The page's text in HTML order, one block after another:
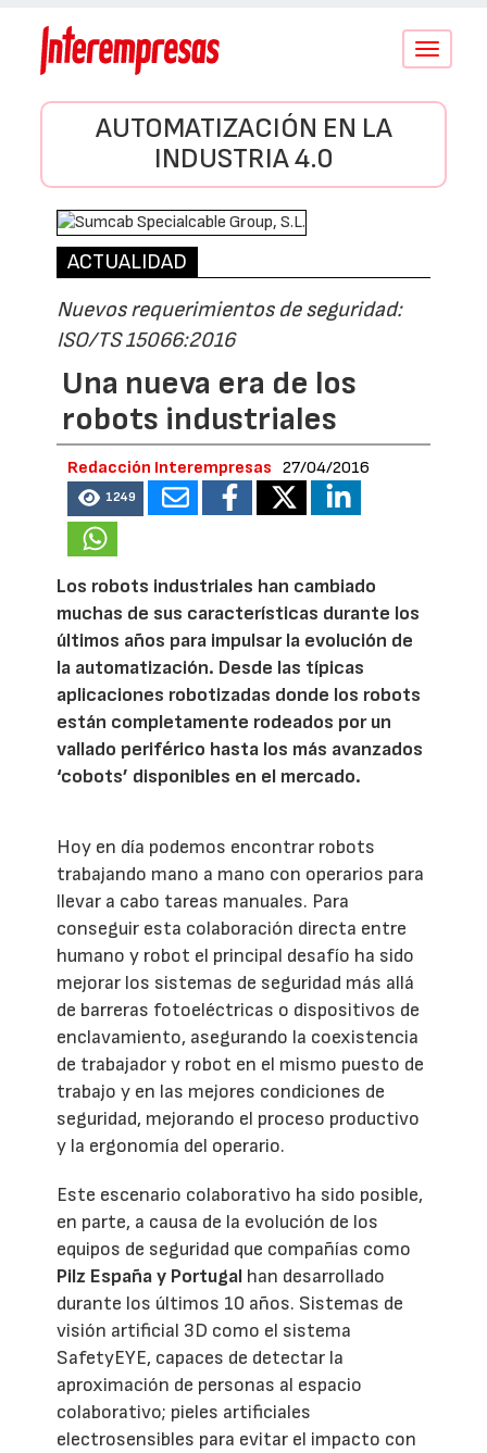
Conmutar
AUTOMATIZACIÓN EN LA
INDUSTRIA 4.0
ACTUALIDAD
Nuevos requerimientos de seguridad:
ISO/TS 15066:2016
Una nueva era de los
robots industriales
Redacción Interempresas 27/04/2016
1249
Los robots industriales han cambiado
muchas de sus características durante los
últimos años para impulsar la evolución de
la automatización. Desde las típicas
aplicaciones robotizadas donde los robots
están completamente rodeados por un
vallado periférico hasta los más avanzados
‘cobots’ disponibles en el mercado.
Hoy en día podemos encontrar robots
trabajando mano a mano con operarios para
llevar a cabo tareas manuales. Para
conseguir esta colaboración directa entre
humano y robot el principal desafío ha sido
mejorar los sistemas de seguridad más allá
de barreras fotoeléctricas o dispositivos de
enclavamiento, asegurando la coexistencia
de trabajador y robot en el mismo puesto de
trabajo y en las mejores condiciones de
seguridad, mejorando el proceso productivo
y la ergonomía del operario.
Este escenario colaborativo ha sido posible,
en parte, a causa de la evolución de los
equipos de seguridad que compañías como
Pilz España y Portugal han desarrollado
durante los últimos 10 años. Sistemas de
visión artificial 3D como el sistema
SafetyEYE, capaces de detectar la
aproximación de personas al espacio
colaborativo; pieles artificiales
electrosensibles para evitar el impacto con